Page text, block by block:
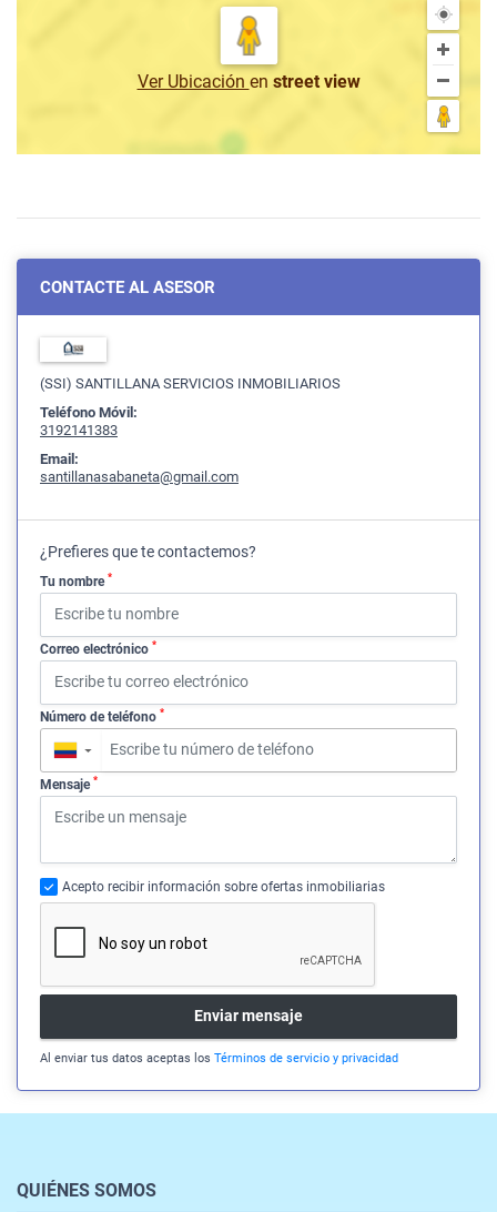
Ver Ubicación en street view
CONTACTE AL ASESOR
(SSI) SANTILLANA SERVICIOS INMOBILIARIOS
Teléfono Móvil:
3192141383
Email:
santillanasabaneta@gmail.com
¿Prefieres que te contactemos?
Tu nombre *
Correo electrónico *
Número de teléfono *
▼
Mensaje *
Acepto recibir información sobre ofertas inmobiliarias
Enviar mensaje
Al enviar tus datos aceptas los Términos de servicio y privacidad
QUIÉNES SOMOS